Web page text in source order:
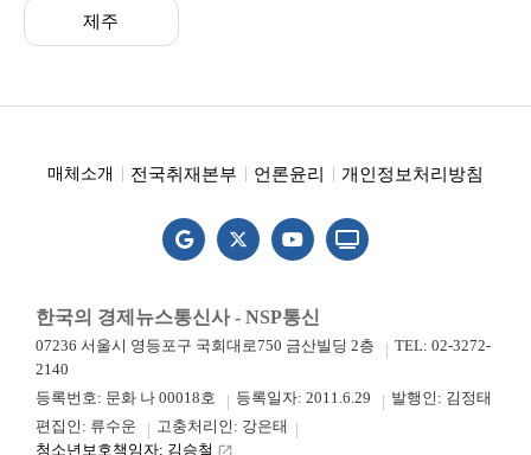
제주
매체소개 전국취재본부 언론윤리 개인정보처리방침
한국의 경제뉴스통신사 - NSP통신
07236 서울시 영등포구 국회대로750 금산빌딩 2층
TEL: 02-3272-
2140
등록번호: 문화 나 00018호
등록일자: 2011.6.29
발행인: 김정태
편집인: 류수운
고충처리인: 강은태
청소년보호책임자: 김승철 launch